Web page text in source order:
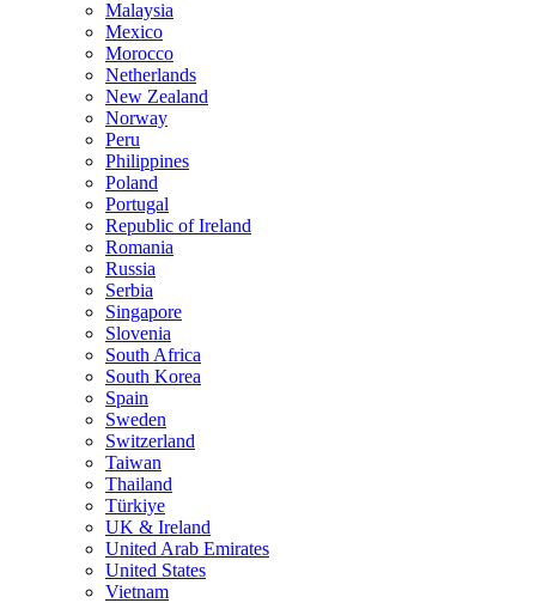
Malaysia
Mexico
Morocco
Netherlands
New Zealand
Norway
Peru
Philippines
Poland
Portugal
Republic of Ireland
Romania
Russia
Serbia
Singapore
Slovenia
South Africa
South Korea
Spain
Sweden
Switzerland
Taiwan
Thailand
Türkiye
UK & Ireland
United Arab Emirates
United States
Vietnam